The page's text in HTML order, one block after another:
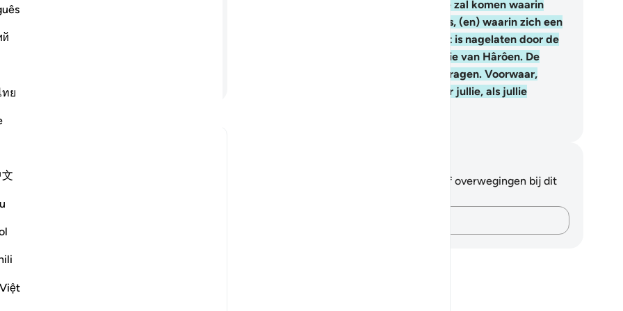
ย
door de familie van Môesa en de
dragen. Voorwaar, daarin zijn
zijn.
antwoord voor What is meant by the *"sakīnah"* in this āyah?
scholars' opinions in his book
a human being. [Abū al-Aḥwaṣ
it would extend its leg and
is dat de Tabôet (ark) tot jullie zal komen waarin
geruststelling van jullie Heer is, (en) waarin zich een
nalatenschap bevindt van wat is nagelaten door de
familie van Môesa en de familie van Hârôen. De
Engelen zullen hem (de ark) dragen. Voorwaar,
daarin zijn zeker Tekenen voor jullie, als jullie
Je hebt geen aantekeningen of overwegingen bij dit